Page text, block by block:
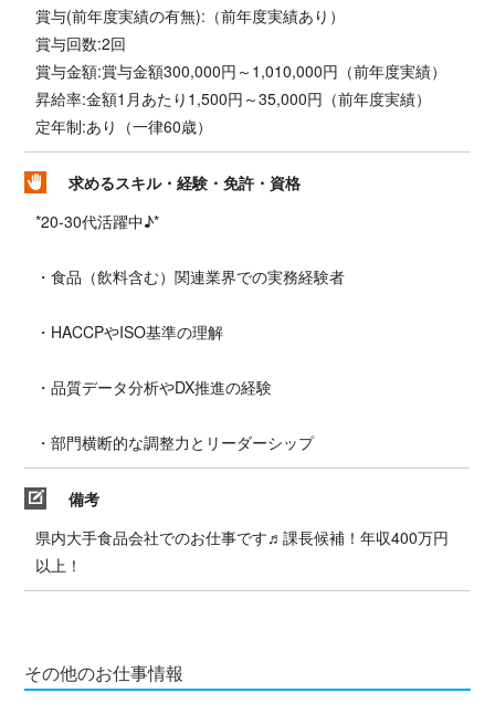
賞与(前年度実績の有無):（前年度実績あり）
賞与回数:2回
賞与金額:賞与金額300,000円～1,010,000円（前年度実績）
昇給率:金額1月あたり1,500円～35,000円（前年度実績）
定年制:あり（一律60歳）
求めるスキル・経験・免許・資格
*20-30代活躍中♪*
・食品（飲料含む）関連業界での実務経験者
・HACCPやISO基準の理解
・品質データ分析やDX推進の経験
・部門横断的な調整力とリーダーシップ
備考
県内大手食品会社でのお仕事です♬課長候補！年収400万円
以上！
その他のお仕事情報